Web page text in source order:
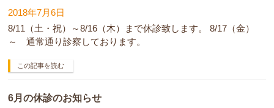
2018年7月6日
8/11（土・祝）～8/16（木）まで休診致します。 8/17（金）
～ 通常通り診察しております。
この記事を読む
6月の休診のお知らせ